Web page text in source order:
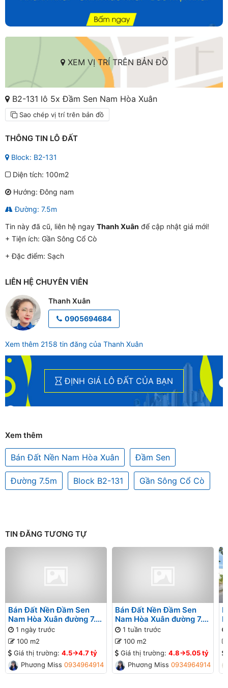
XEM VỊ TRÍ TRÊN BẢN ĐỒ
B2-131 lô 5x Đầm Sen Nam Hòa Xuân
Sao chép vị trí trên bản đồ
THÔNG TIN LÔ ĐẤT
Block: B2-131
Diện tích: 100m2
Hướng: Đông nam
Đường: 7.5m
Tin này đã cũ, liên hệ ngay Thanh Xuân để cập nhật giá mới!
+ Tiện ích: Gần Sông Cổ Cò
+ Đặc điểm: Sạch
LIÊN HỆ CHUYÊN VIÊN
Thanh Xuân
0905694684
Xem thêm 2158 tin đăng của Thanh Xuân
ĐỊNH GIÁ LÔ ĐẤT CỦA BẠN
Xem thêm
Bán Đất Nền Nam Hòa Xuân Đầm Sen
Đường 7.5m Block B2-131 Gần Sông Cổ Cò
TIN ĐĂNG TƯƠNG TỰ
Bán Đất Nền Đầm Sen
Nam Hòa Xuân đường 7.5
B2-122 lô 6x
1 ngày trước
100 m2
Giá thị trường: 4.5->4.7 tỷ
Phương Missa0934964914
Bán Đất Nền Đầm Sen
Nam Hòa Xuân đường 7.5
B2-121 lô 6x
1 tuần trước
100 m2
Giá thị trường: 4.8->5.05 tỷ
Phương Missa0934964914